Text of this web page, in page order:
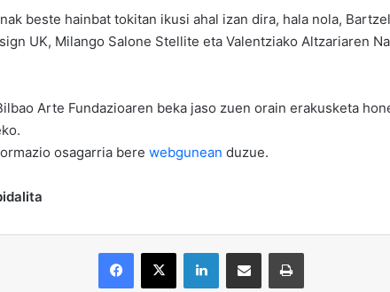
beste hainbat tokitan ikusi ahal izan dira, hala nola,
UK, Milango Salone Stellite eta Valentziako Altzariaren
Arte Fundazioaren beka jaso zuen orain erakusketa
osagarria bere webgunean duzue.